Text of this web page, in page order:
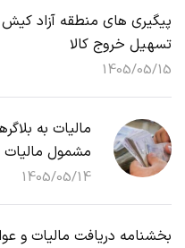
پیگیری های منطقه آزاد کیش
تسهیل خروج کالا
1405/05/15
مالیات به
مشمول
1405/05/14
بخشنامه دریافت مالیات و